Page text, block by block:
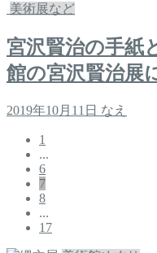
美術展など
宮沢賢治の手紙
館の宮沢賢治展
2019年10月11日 なえ
1
...
6
7
8
...
17